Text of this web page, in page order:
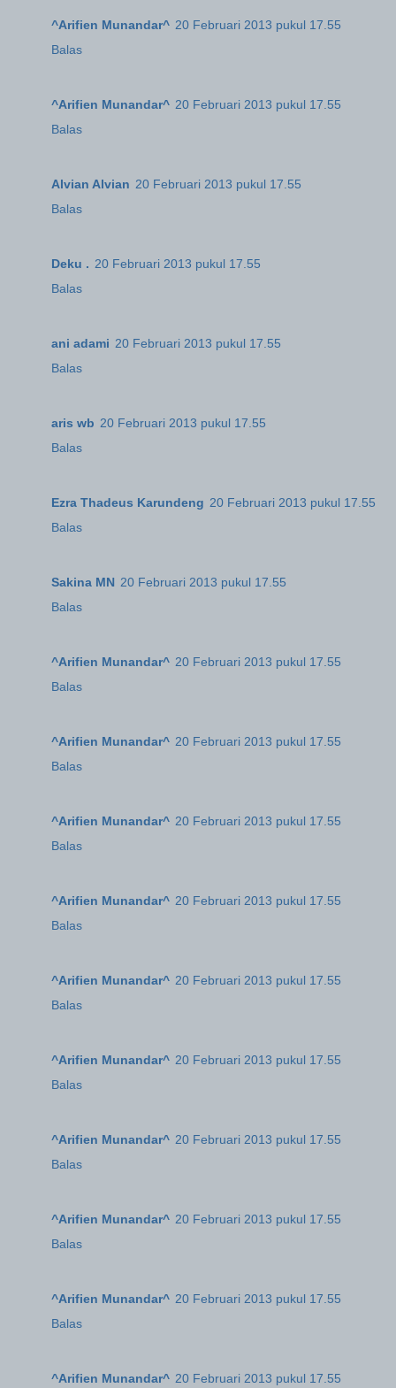
^Arifien Munandar^ 20 Februari 2013 pukul 17.55
Balas
^Arifien Munandar^ 20 Februari 2013 pukul 17.55
Balas
Alvian Alvian 20 Februari 2013 pukul 17.55
Balas
Deku . 20 Februari 2013 pukul 17.55
Balas
ani adami 20 Februari 2013 pukul 17.55
Balas
aris wb 20 Februari 2013 pukul 17.55
Balas
Ezra Thadeus Karundeng 20 Februari 2013 pukul 17.55
Balas
Sakina MN 20 Februari 2013 pukul 17.55
Balas
^Arifien Munandar^ 20 Februari 2013 pukul 17.55
Balas
^Arifien Munandar^ 20 Februari 2013 pukul 17.55
Balas
^Arifien Munandar^ 20 Februari 2013 pukul 17.55
Balas
^Arifien Munandar^ 20 Februari 2013 pukul 17.55
Balas
^Arifien Munandar^ 20 Februari 2013 pukul 17.55
Balas
^Arifien Munandar^ 20 Februari 2013 pukul 17.55
Balas
^Arifien Munandar^ 20 Februari 2013 pukul 17.55
Balas
^Arifien Munandar^ 20 Februari 2013 pukul 17.55
Balas
^Arifien Munandar^ 20 Februari 2013 pukul 17.55
Balas
^Arifien Munandar^ 20 Februari 2013 pukul 17.55